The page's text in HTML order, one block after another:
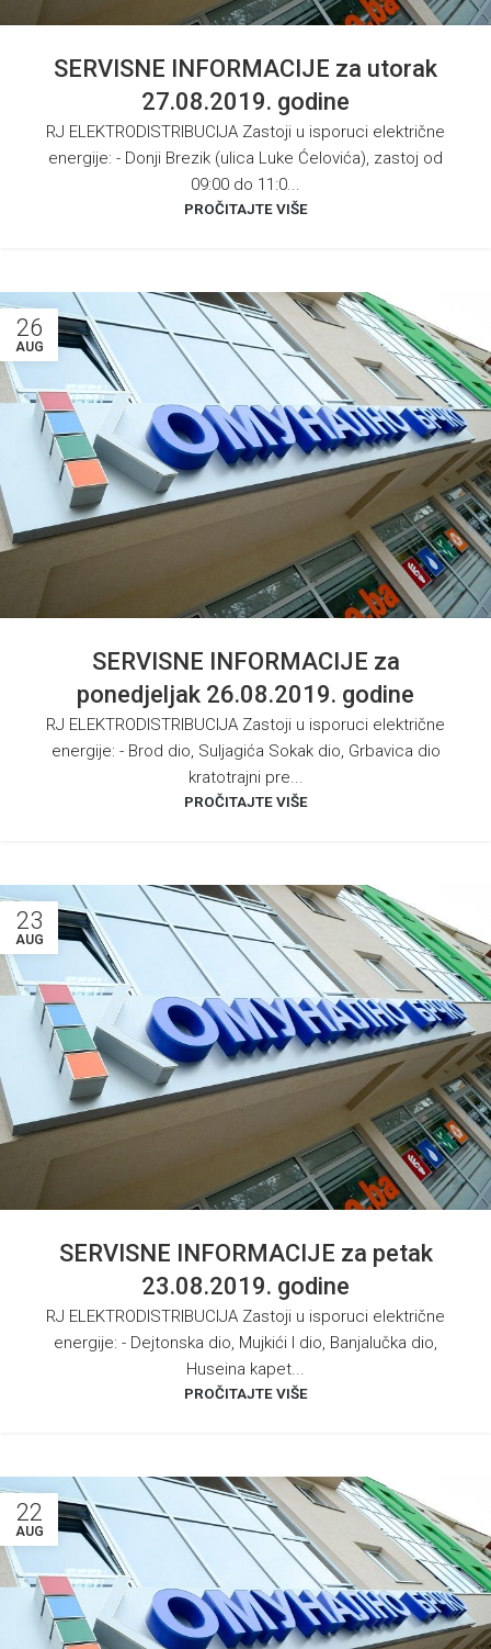
SERVISNE INFORMACIJE za utorak
27.08.2019. godine
RJ ELEKTRODISTRIBUCIJA Zastoji u isporuci električne
energije: - Donji Brezik (ulica Luke Ćelovića), zastoj od
09:00 do 11:0...
PROČITAJTE VIŠE
26
AUG
SERVISNE INFORMACIJE za
ponedjeljak 26.08.2019. godine
RJ ELEKTRODISTRIBUCIJA Zastoji u isporuci električne
energije: - Brod dio, Suljagića Sokak dio, Grbavica dio
kratotrajni pre...
PROČITAJTE VIŠE
23
AUG
SERVISNE INFORMACIJE za petak
23.08.2019. godine
RJ ELEKTRODISTRIBUCIJA Zastoji u isporuci električne
energije: - Dejtonska dio, Mujkići I dio, Banjalučka dio,
Huseina kapet...
PROČITAJTE VIŠE
22
AUG